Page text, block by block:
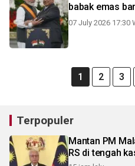
babak emas
07 July 2026 17:30
1 2 3
Terpopuler
Mantan PM
RS di tengah